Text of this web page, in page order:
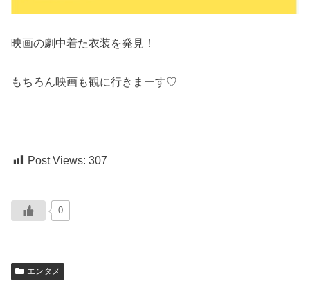
映画の劇中着た衣装を発見！
もちろん映画も観に行きまーす♡
Post Views: 307
0
エンタメ